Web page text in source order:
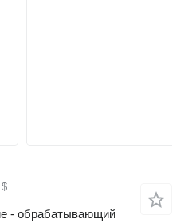
- обрабатывающий